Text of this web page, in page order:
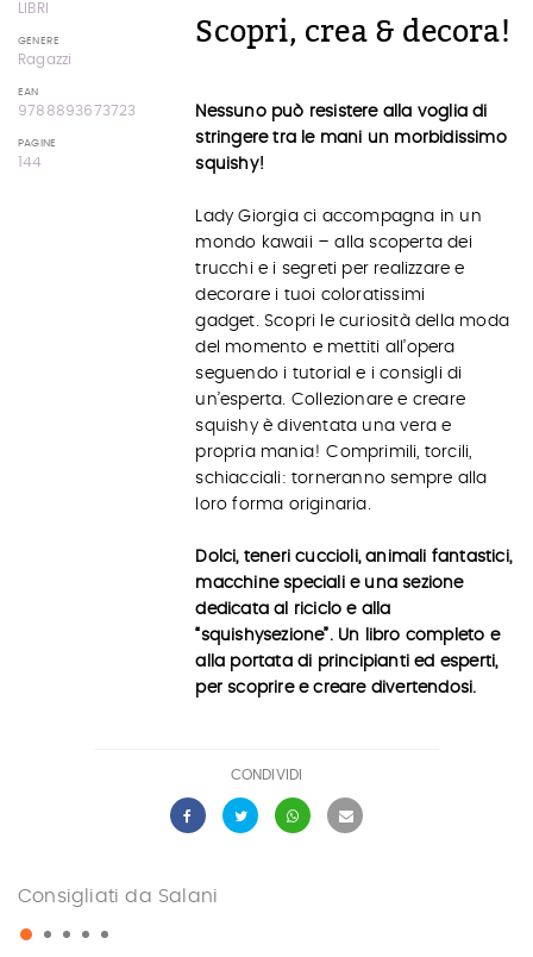
LIBRI
GENERE
Ragazzi
EAN
9788893673723
PAGINE
144
Scopri, crea & decora!
Nessuno può resistere alla voglia di
stringere tra le mani un morbidissimo
squishy!
Lady Giorgia ci accompagna in un
mondo kawaii – alla scoperta dei
trucchi e i segreti per realizzare e
decorare i tuoi coloratissimi
gadget. Scopri le curiosità della moda
del momento e mettiti all’opera
seguendo i tutorial e i consigli di
un’esperta. Collezionare e creare
squishy è diventata una vera e
propria mania! Comprimili, torcili,
schiacciali: torneranno sempre alla
loro forma originaria.
Dolci, teneri cuccioli, animali fantastici,
macchine speciali e una sezione
dedicata al riciclo e alla
“squishysezione”. Un libro completo e
alla portata di principianti ed esperti,
per scoprire e creare divertendosi.
CONDIVIDI
Consigliati da Salani